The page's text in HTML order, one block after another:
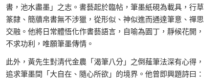
書，池水盡墨」之志。書藝起於臨帖，筆墨紙硯為載具，行草
篆隸、簡牘帛書無不涉獵，從形似、神似進而通達筆意、禪思
交融。他將日常體悟化作書藝語言，自喻為園丁，靜候花開，
不求功利，唯願筆墨傳情。
此外，黃先生對清代金農「渴筆八分」之倒薤筆法深有心得，
追求筆墨間「大自在、隨心所欲」的境界。他曾即興題詩曰：